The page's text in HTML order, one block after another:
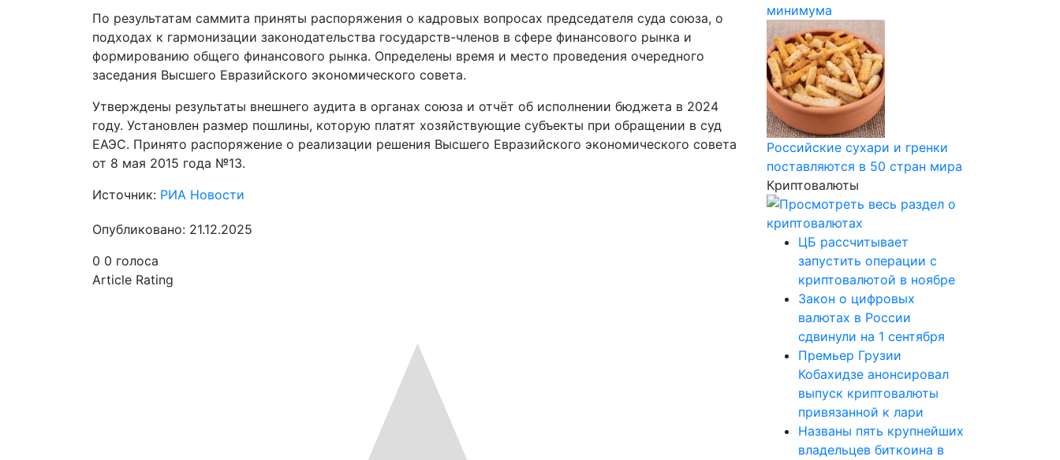
По результатам саммита приняты распоряжения о кадровых вопросах председателя суда союза, о
подходах к гармонизации законодательства государств-членов в сфере финансового рынка и
формированию общего финансового рынка. Определены время и место проведения очередного
заседания Высшего Евразийского экономического совета.
Утверждены результаты внешнего аудита в органах союза и отчёт об исполнении бюджета в 2024
году. Установлен размер пошлины, которую платят хозяйствующие субъекты при обращении в суд
ЕАЭС. Принято распоряжение о реализации решения Высшего Евразийского экономического совета
от 8 мая 2015 года №13.
Источник: РИА Новости
Опубликовано: 21.12.2025
0 0 голоса
Article Rating
минимума
Российские сухари и гренки
поставляются в 50 стран мира
Криптовалюты
ЦБ рассчитывает
запустить операции с
криптовалютой в ноябре
Закон о цифровых
валютах в России
сдвинули на 1 сентября
Премьер Грузии
Кобахидзе анонсировал
выпуск криптовалюты
привязанной к лари
Названы пять крупнейших
владельцев биткоина в